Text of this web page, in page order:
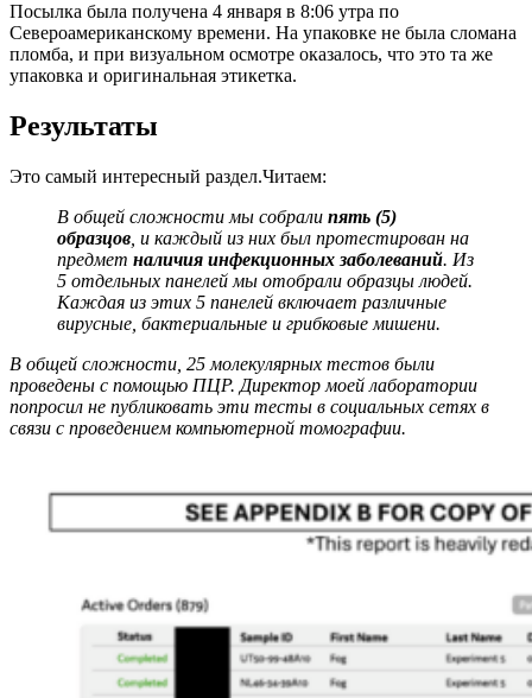
Посылка была получена 4 января в 8:06 утра по
Североамериканскому времени. На упаковке не была сломана
пломба, и при визуальном осмотре оказалось, что это та же
упаковка и оригинальная этикетка.
Результаты
Это самый интересный раздел.Читаем:
В общей сложности мы собрали пять (5)
образцов и каждый из них был протестирован на
предмет наличия инфекционных заболеваний. Из
5 отдельных панелей мы отобрали образцы людей.
Каждая из этих 5 панелей включает различные
вирусные бактериальные и грибковые мишени.
В общей сложности 25 молекулярных тестов были
проведены с помощью ПЦР. Директор моей лаборатории
попросил не публиковать эти тесты в социальных сетях в
связи с проведением компьютерной томографии.